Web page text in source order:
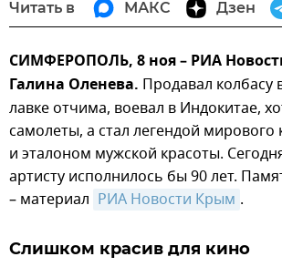
Читать в МАКС Дзен
СИМФЕРОПОЛЬ, 8 ноя – РИА
Галина Оленева. Продавал колбасу
лавке отчима, воевал в Индокитае,
самолеты, а стал легендой
и эталоном мужской красоты.
артисту исполнилось бы 90 лет.
– материал РИА Новости Крым .
Слишком красив для кино